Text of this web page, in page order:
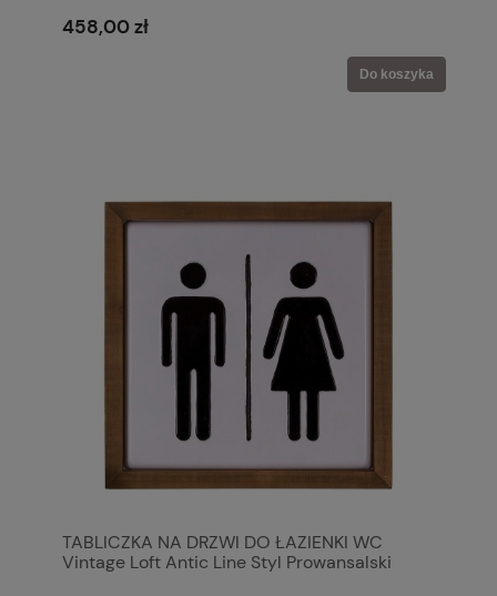
458,00 zł
Do koszyka
TABLICZKA NA DRZWI DO ŁAZIENKI WC
Vintage Loft Antic Line Styl Prowansalski